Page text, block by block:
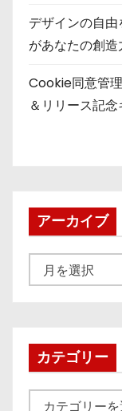
デザインの自
があなたの創
Cookie同意管
＆リリース記
アーカイブ
ー
ブカテゴリー